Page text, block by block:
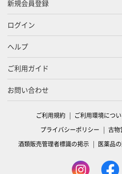
新規会員登録
ログイン
ヘルプ
ご利用ガイド
お問い合わせ
ご利用規約 ご利用環境につ
プライバシーポリシー
古物
酒類販売管理者標識の掲示
医薬品